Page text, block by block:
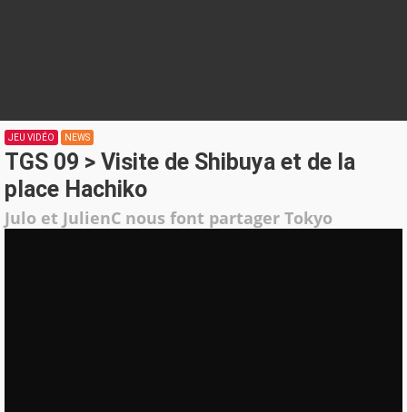
JEU VIDÉO NEWS
TGS 09 > Visite de Shibuya et de la
place Hachiko
Julo et JulienC nous font partager Tokyo